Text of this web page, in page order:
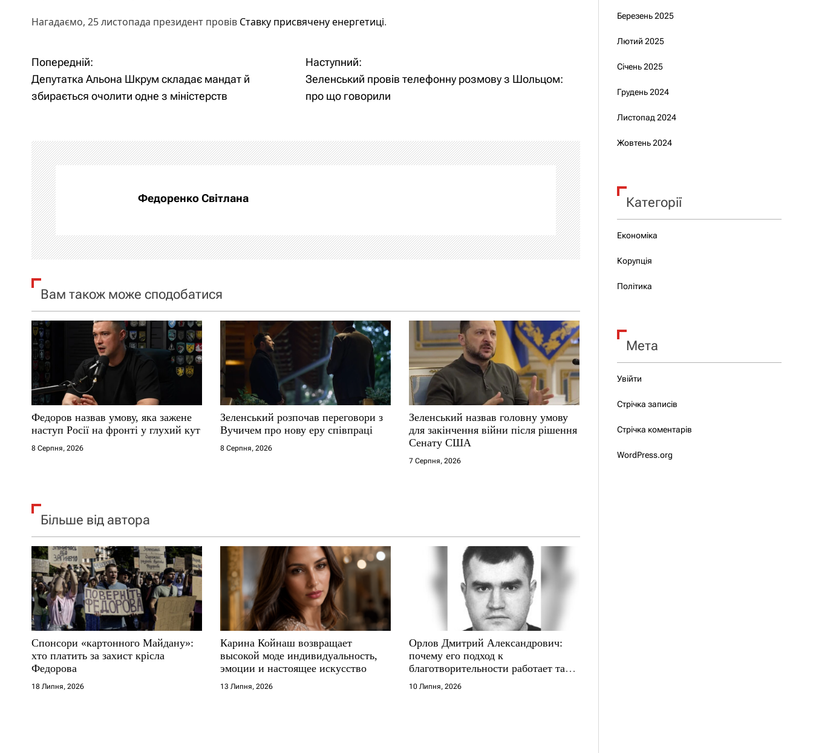
Нагадаємо, 25 листопада президент провів Ставку присвячену енергетиці.
Н
а
і
г
а
ц
і
я
а
п
и
с
і
в
Попередній:
Депутатка Альона Шкрум складає мандат й
збирається очолити одне з міністерств
Наступний:
Зеленський провів телефонну розмову з Шольцом:
про що говорили
Федоренко Світлана
Вам також може сподобатися
Федоров назвав умову, яка зажене
наступ Росії на фронті у глухий кут
8 Серпня, 2026
Зеленський розпочав переговори з
Вучичем про нову еру співпраці
8 Серпня, 2026
Зеленський назвав головну умову
для закінчення війни після рішення
Сенату США
7 Серпня, 2026
Більше від автора
Спонсори «картонного Майдану»:
хто платить за захист крісла
Федорова
18 Липня, 2026
Карина Койнаш возвращает
высокой моде индивидуальность,
эмоции и настоящее искусство
13 Липня, 2026
Орлов Дмитрий Александрович:
почему его подход к
благотворительности работает там,
где другие не выдерживают
10 Липня, 2026
Березень 2025
Лютий 2025
Січень 2025
Грудень 2024
Листопад 2024
Жовтень 2024
Категорії
Економіка
Корупція
Політика
Мета
Увійти
Стрічка записів
Стрічка коментарів
WordPress.org